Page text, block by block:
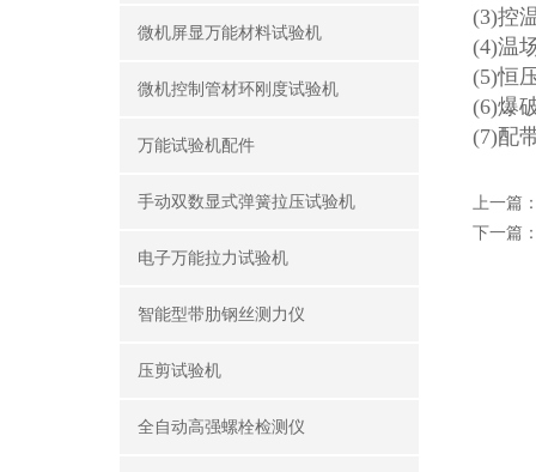
微机屏显万能材料试验机
微机控制管材环刚度试验机
万能试验机配件
手动双数显式弹簧拉压试验机
电子万能拉力试验机
智能型带肋钢丝测力仪
压剪试验机
全自动高强螺栓检测仪
(3)控
(4)温
(5)恒
(6)爆
(7)配
上一篇
下一篇